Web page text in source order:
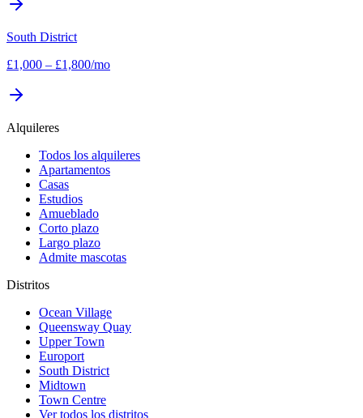
South District
£1,000 – £1,800/mo
Alquileres
Todos los alquileres
Apartamentos
Casas
Estudios
Amueblado
Corto plazo
Largo plazo
Admite mascotas
Distritos
Ocean Village
Queensway Quay
Upper Town
Europort
South District
Midtown
Town Centre
Ver todos los distritos